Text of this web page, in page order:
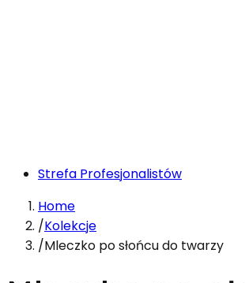
Strefa Profesjonalistów
Home
/Kolekcje
/Mleczko po słońcu do twarzy